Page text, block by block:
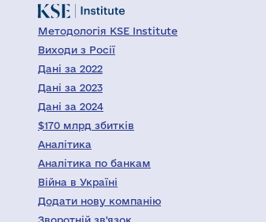
Методологія KSE Institute
Виходи з Росії
Дані за 2022
Дані за 2023
Дані за 2024
$170 млрд збитків
Аналітика
Аналітика по банкам
Війна в Україні
Додати нову компанію
Зворотній зв'язок